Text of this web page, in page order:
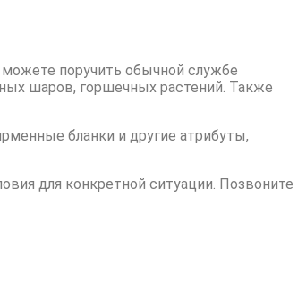
поручить обычной службе
шаров, горшечных растений. Также
бланки и другие атрибуты,
для конкретной ситуации. Позвоните